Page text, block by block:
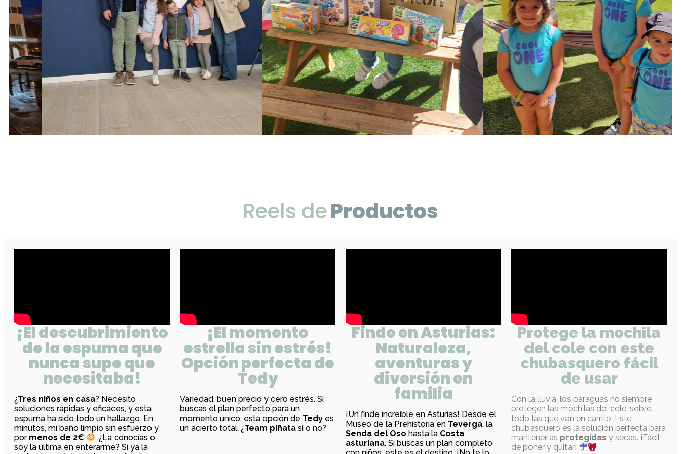
Reels deProductos
¡El descubrimiento
de la espuma que
nunca supe que
necesitaba!
¿Tres niños en casa? Necesito
soluciones rápidas y eficaces, y esta
espuma ha sido todo un hallazgo. En
minutos, mi baño limpio sin esfuerzo y
por menos de 2€
. ¿La conocías o
soy la última en enterarme? Si ya la
¡El momento
estrella sin estrés!
Opción perfecta de
Tedy
Variedad, buen precio y cero estrés. Si
buscas el plan perfecto para un
momento único, esta opción de Tedy es
un acierto total. ¿Team piñata sí o no?
Finde en Asturias:
Naturaleza,
aventuras y
diversión en
familia
¡Un finde increíble en Asturias! Desde el
Museo de la Prehistoria en Teverga, la
Senda del Oso hasta la Costa
asturiana. Si buscas un plan completo
Protege la mochila
del cole con este
chubasquero fácil
de usar
Con la lluvia, los paraguas no siempre
protegen las mochilas del cole, sobre
todo las que van en carrito. Este
chubasquero es la solución perfecta para
mantenerlas protegidas y secas. ¡Fácil
de poner y quitar!